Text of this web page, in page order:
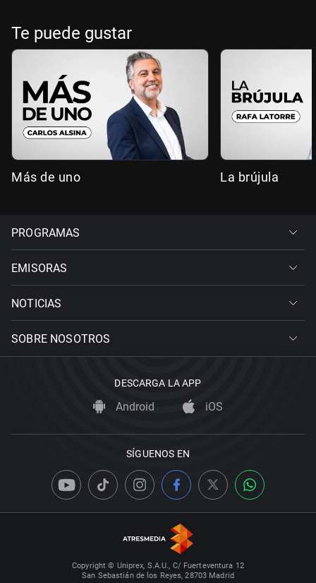
Te puede gustar
Más de uno La brújula
PROGRAMAS
EMISORAS
NOTICIAS
SOBRE NOSOTROS
DESCARGA LA APP
Android iOS
SÍGUENOS EN
Copyright © Uniprex, S.A.U., C/ Fuerteventura 12
San Sebastián de los Reyes, 28703 Madrid